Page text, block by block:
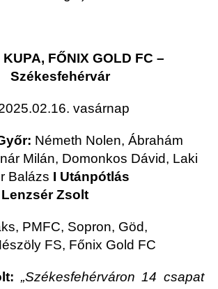
KUPA, FŐNIX GOLD FC –
Székesfehérvár
vasárnap
Németh Nolen, Ábrahám
Milán, Domonkos Dávid, Laki
Balázs I Utánpótlás
Zsolt
PMFC, Sopron, Göd,
FS, Főnix Gold FC
„Székesfehérváron 14 csapat